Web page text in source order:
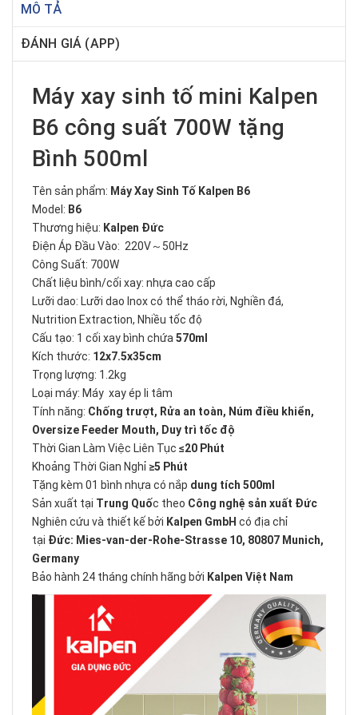
MÔ TẢ
ĐÁNH GIÁ (APP)
Máy xay sinh tố mini Kalpen
B6 công suất 700W tặng
Bình 500ml
Tên sản phẩm: Máy Xay Sinh Tố Kalpen B6
Model: B6
Thương hiệu: Kalpen Đức
Điện Áp Đầu Vào: 220V～50Hz
Công Suất: 700W
Chất liệu bình/cối xay: nhựa cao cấp
Lưỡi dao: Lưỡi dao Inox có thể tháo rời, Nghiền đá,
Nutrition Extraction, Nhiều tốc độ
Cấu tạo: 1 cối xay bình chứa 570ml
Kích thước: 12x7.5x35cm
Trọng lượng: 1.2kg
Loại máy: Máy xay ép li tâm
Tính năng: Chống trượt, Rửa an toàn, Núm điều khiển,
Oversize Feeder Mouth, Duy trì tốc độ
Thời Gian Làm Việc Liên Tục ≤20 Phút
Khoảng Thời Gian Nghỉ ≥5 Phút
Tặng kèm 01 bình nhựa có nắp dung tích 500ml
Sản xuất tại Trung Quốc theo Công nghệ sản xuất Đức
Nghiên cứu và thiết kế bởi Kalpen GmbH có địa chỉ
tại Đức: Mies-van-der-Rohe-Strasse 10, 80807 Munich,
Germany
Bảo hành 24 tháng chính hãng bởi Kalpen Việt Nam